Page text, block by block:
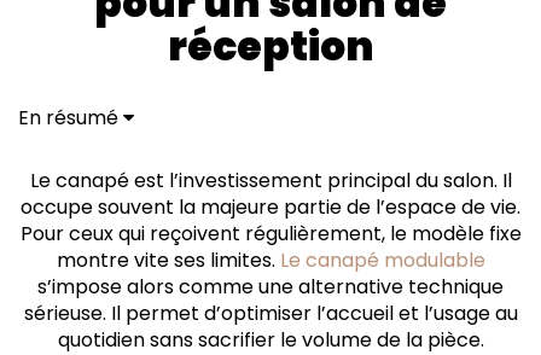
réception
En résumé
Fluidité de mouvement et confort de réception
Des matériaux adaptés à un usage intensif
La pérennité d'un mobilier évolutif
Un agencement stratégique pour l'habitat
Le canapé est l’investissement principal du salon. Il
occupe souvent la majeure partie de l’espace de vie.
Pour ceux qui reçoivent régulièrement, le modèle fixe
montre vite ses limites. Le canapé modulable
s’impose alors comme une alternative technique
sérieuse. Il permet d’optimiser l’accueil et l’usage au
quotidien sans sacrifier le volume de la pièce.